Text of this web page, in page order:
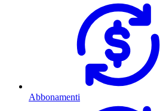
Abbonamenti